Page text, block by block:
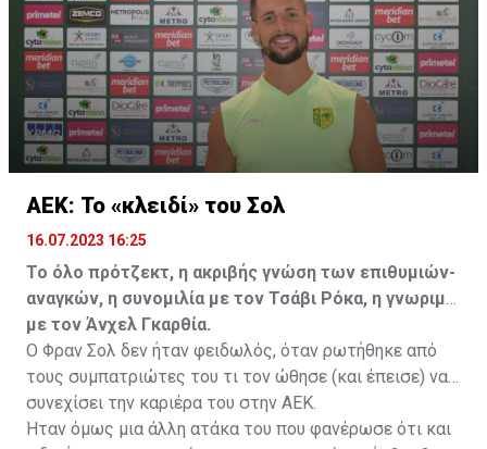
ελεύθερα σε οποιαδήποτε νέα ομάδα το τρέχον
καλοκαίρι.
ΑΕΚ: Το «κλειδί» του Σολ
16.07.2023 16:25
Το όλο πρότζεκτ, η ακριβής γνώση των επιθυμιών-
αναγκών, η συνομιλία με τον Τσάβι Ρόκα, η γνωριμία
με τον Άνχελ Γκαρθία.
Ο Φραν Σολ δεν ήταν φειδωλός, όταν ρωτήθηκε από
τους συμπατριώτες του τι τον ώθησε (και έπεισε) να
συνεχίσει την καριέρα του στην ΑΕΚ.
Ήταν όμως μια άλλη ατάκα του που φανέρωσε ότι και